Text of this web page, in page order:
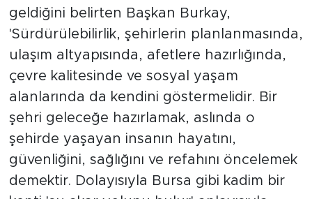
geldiğini belirten Başkan Burkay,
'Sürdürülebilirlik, şehirlerin planlanmasında,
ulaşım altyapısında, afetlere hazırlığında,
çevre kalitesinde ve sosyal yaşam
alanlarında da kendini göstermelidir. Bir
şehri geleceğe hazırlamak, aslında o
şehirde yaşayan insanın hayatını,
güvenliğini, sağlığını ve refahını öncelemek
demektir. Dolayısıyla Bursa gibi kadim bir